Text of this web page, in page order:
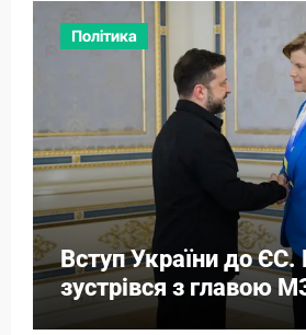
Політика
Вступ України до ЄС.
зустрівся з главою